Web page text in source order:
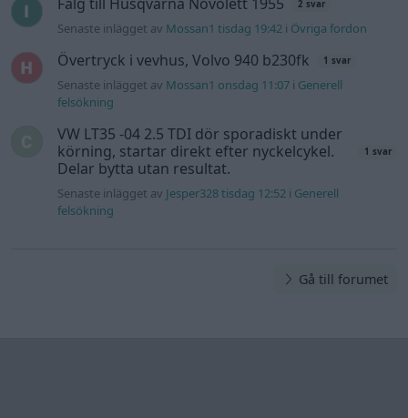
2 svar
Senaste inlägget av Mossan1 tisdag 19:42 i Övriga fordon
Övertryck i vevhus, Volvo 940 b230fk 1 svar
Senaste inlägget av Mossan1 onsdag 11:07 i Generell
felsökning
VW LT35 -04 2.5 TDI dör sporadiskt under
körning, startar direkt efter nyckelcykel.
Delar bytta utan resultat.
1 svar
Senaste inlägget av Jesper328 tisdag 12:52 i Generell
felsökning
Gå till forumet